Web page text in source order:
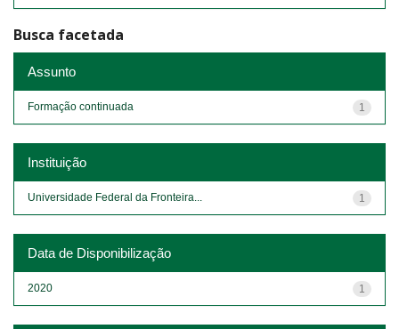
Busca facetada
Assunto
1
Formação continuada
Instituição
1
Universidade Federal da Fronteira...
Data de Disponibilização
1
2020